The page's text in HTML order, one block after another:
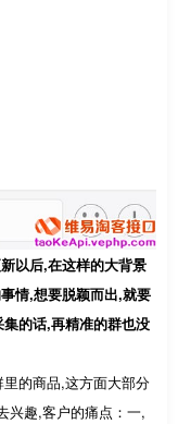
以后,在这样的大背景
情,想要脱颖而出,就要
的话,再精准的群也没
的商品,这方面大部分
兴趣,客户的痛点：一,